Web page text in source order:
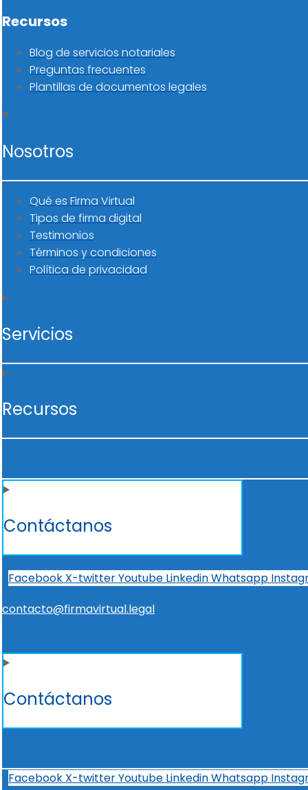
Recursos
Blog de servicios notariales
Preguntas frecuentes
Plantillas de documentos legales
Nosotros
Qué es Firma Virtual
Tipos de firma digital
Testimonios
Términos y condiciones
Política de privacidad
Servicios
Recursos
Contáctanos
Facebook X-twitterYoutube LinkedinWhatsapp
contacto@firmavirtual.legal
Contáctanos
Facebook X-twitterYoutube LinkedinWhatsapp